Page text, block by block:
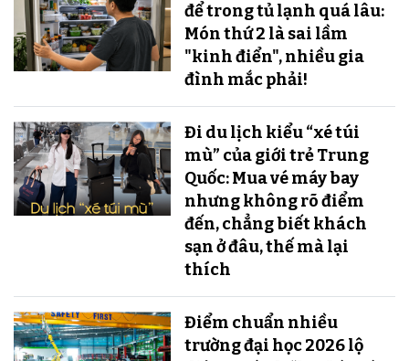
để trong tủ lạnh quá lâu:
Món thứ 2 là sai lầm
"kinh điển", nhiều gia
đình mắc phải!
Đi du lịch kiểu “xé túi
mù” của giới trẻ Trung
Quốc: Mua vé máy bay
nhưng không rõ điểm
đến, chẳng biết khách
sạn ở đâu, thế mà lại
thích
Điểm chuẩn nhiều
trường đại học 2026 lộ